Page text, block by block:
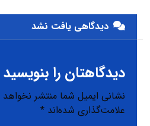
دیدگاهی یافت نشد
دیدگاهتان را بنویسید
نشانی ایمیل شما منتشر
علامت‌گذاری شده‌اند*